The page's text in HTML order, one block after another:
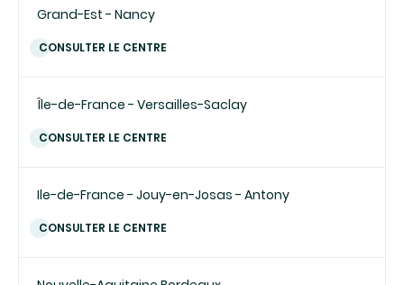
Grand-Est - Nancy
CONSULTER LE CENTRE
Île-de-France - Versailles-Saclay
CONSULTER LE CENTRE
Ile-de-France - Jouy-en-Josas - Antony
CONSULTER LE CENTRE